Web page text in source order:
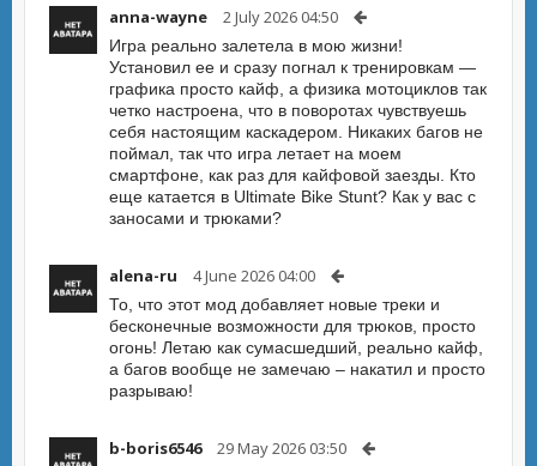
anna-wayne 2 July 2026 04:50
Игра реально залетела в мою жизни!
Установил ее и сразу погнал к тренировкам —
графика просто кайф, а физика мотоциклов так
четко настроена, что в поворотах чувствуешь
себя настоящим каскадером. Никаких багов не
поймал, так что игра летает на моем
смартфоне, как раз для кайфовой заезды. Кто
еще катается в Ultimate Bike Stunt? Как у вас с
заносами и трюками?
alena-ru 4 June 2026 04:00
То, что этот мод добавляет новые треки и
бесконечные возможности для трюков, просто
огонь! Летаю как сумасшедший, реально кайф,
а багов вообще не замечаю – накатил и просто
разрываю!
b-boris6546 29 May 2026 03:50